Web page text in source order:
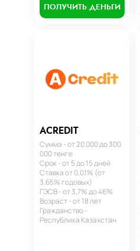
ПОЛУЧИТЬ ДЕНЬГИ
ACREDIT
Сумма - от 20 000 до 300
000 тенге
Срок - от 5 до 15 дней
Ставка от 0,01% (от
3,65% годовых)
ГЭСВ - от 3,7% до 46%
Возраст - от 18 лет
Гражданство -
Республика Казахстан